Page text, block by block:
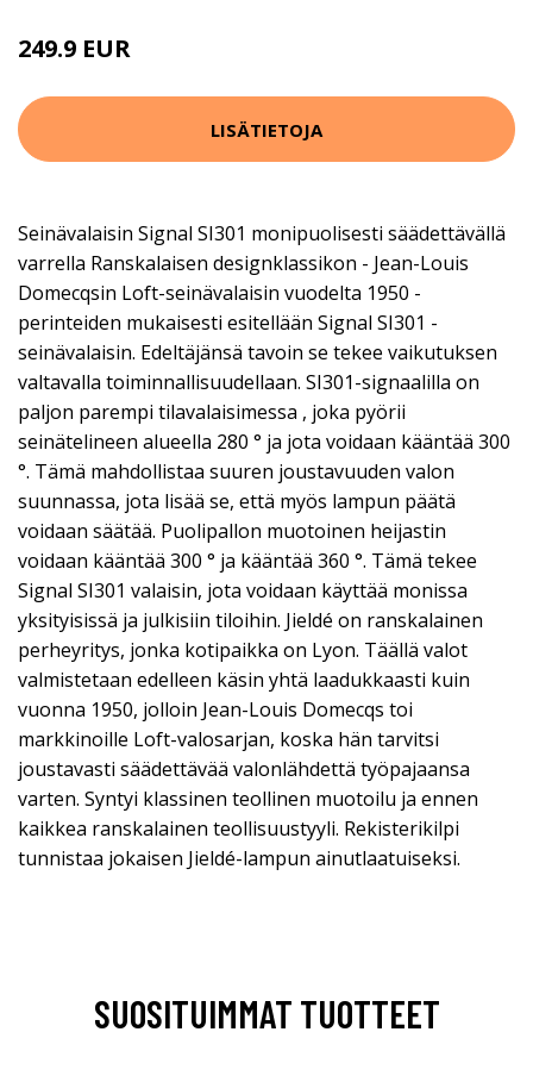
249.9 EUR
LISÄTIETOJA
Seinävalaisin Signal SI301 monipuolisesti säädettävällä
varrella Ranskalaisen designklassikon - Jean-Louis
Domecqsin Loft-seinävalaisin vuodelta 1950 -
perinteiden mukaisesti esitellään Signal SI301 -
seinävalaisin. Edeltäjänsä tavoin se tekee vaikutuksen
valtavalla toiminnallisuudellaan. SI301-signaalilla on
paljon parempi tilavalaisimessa , joka pyörii
seinätelineen alueella 280 ° ja jota voidaan kääntää 300
°. Tämä mahdollistaa suuren joustavuuden valon
suunnassa, jota lisää se, että myös lampun päätä
voidaan säätää. Puolipallon muotoinen heijastin
voidaan kääntää 300 ° ja kääntää 360 °. Tämä tekee
Signal SI301 valaisin, jota voidaan käyttää monissa
yksityisissä ja julkisiin tiloihin. Jieldé on ranskalainen
perheyritys, jonka kotipaikka on Lyon. Täällä valot
valmistetaan edelleen käsin yhtä laadukkaasti kuin
vuonna 1950, jolloin Jean-Louis Domecqs toi
markkinoille Loft-valosarjan, koska hän tarvitsi
joustavasti säädettävää valonlähdettä työpajaansa
varten. Syntyi klassinen teollinen muotoilu ja ennen
kaikkea ranskalainen teollisuustyyli. Rekisterikilpi
tunnistaa jokaisen Jieldé-lampun ainutlaatuiseksi.
SUOSITUIMMAT TUOTTEET